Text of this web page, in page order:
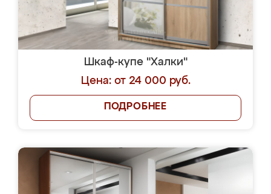
Шкаф-купе "Халки"
Цена: от 24 000 руб.
ПОДРОБНЕЕ